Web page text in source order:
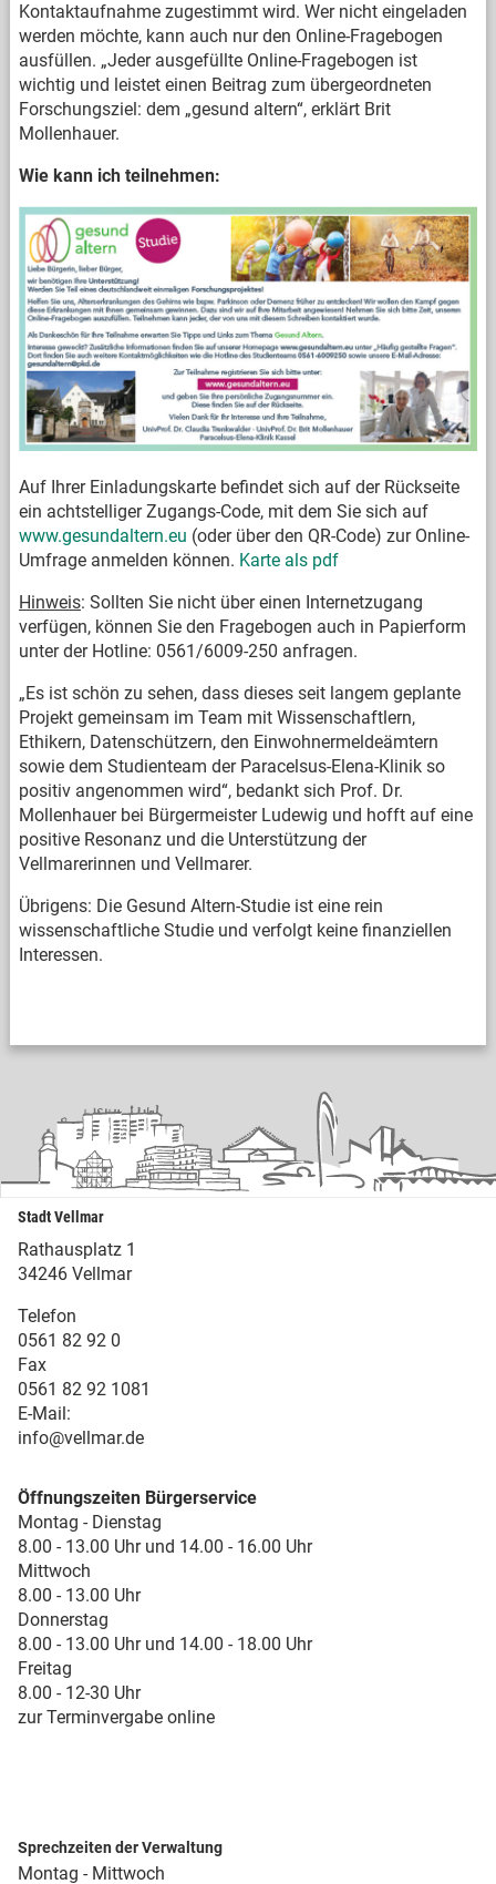
Kontaktaufnahme zugestimmt wird. Wer nicht eingeladen
werden möchte, kann auch nur den Online-Fragebogen
ausfüllen. „Jeder ausgefüllte Online-Fragebogen ist
wichtig und leistet einen Beitrag zum übergeordneten
Forschungsziel: dem „gesund altern“, erklärt Brit
Mollenhauer.
Wie kann ich teilnehmen:
Auf Ihrer Einladungskarte befindet sich auf der Rückseite
ein achtstelliger Zugangs-Code, mit dem Sie sich auf
www.gesundaltern.eu (oder über den QR-Code) zur Online-
Umfrage anmelden können. Karte als pdf
Hinweis: Sollten Sie nicht über einen Internetzugang
verfügen, können Sie den Fragebogen auch in Papierform
unter der Hotline: 0561/6009-250 anfragen.
„Es ist schön zu sehen, dass dieses seit langem geplante
Projekt gemeinsam im Team mit Wissenschaftlern,
Ethikern, Datenschützern, den Einwohnermeldeämtern
sowie dem Studienteam der Paracelsus-Elena-Klinik so
positiv angenommen wird“, bedankt sich Prof. Dr.
Mollenhauer bei Bürgermeister Ludewig und hofft auf eine
positive Resonanz und die Unterstützung der
Vellmarerinnen und Vellmarer.
Übrigens: Die Gesund Altern-Studie ist eine rein
wissenschaftliche Studie und verfolgt keine finanziellen
Interessen.
Stadt Vellmar
Rathausplatz 1
34246 Vellmar
Telefon
0561 82 92 0
Fax
0561 82 92 1081
E-Mail:
info@vellmar.de
Öffnungszeiten Bürgerservice
Montag - Dienstag
8.00 - 13.00 Uhr und 14.00 - 16.00 Uhr
Mittwoch
8.00 - 13.00 Uhr
Donnerstag
8.00 - 13.00 Uhr und 14.00 - 18.00 Uhr
Freitag
8.00 - 12-30 Uhr
zur Terminvergabe online
Sprechzeiten der Verwaltung
Montag - Mittwoch